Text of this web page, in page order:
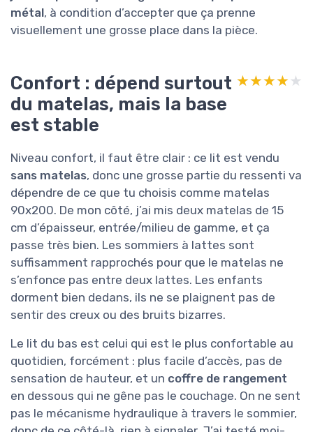
métal, à condition d’accepter que ça prenne
visuellement une grosse place dans la pièce.
Confort : dépend surtout
du matelas, mais la base
est stable
★★★★★
★★★★★
Niveau confort, il faut être clair : ce lit est vendu
sans matelas, donc une grosse partie du ressenti va
dépendre de ce que tu choisis comme matelas
90x200. De mon côté, j’ai mis deux matelas de 15
cm d’épaisseur, entrée/milieu de gamme, et ça
passe très bien. Les sommiers à lattes sont
suffisamment rapprochés pour que le matelas ne
s’enfonce pas entre deux lattes. Les enfants
dorment bien dedans, ils ne se plaignent pas de
sentir des creux ou des bruits bizarres.
Le lit du bas est celui qui est le plus confortable au
quotidien, forcément : plus facile d’accès, pas de
sensation de hauteur, et un coffre de rangement
en dessous qui ne gêne pas le couchage. On ne sent
pas le mécanisme hydraulique à travers le sommier,